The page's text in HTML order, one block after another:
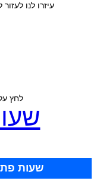
עיזרו לנו
לחץ
שעות